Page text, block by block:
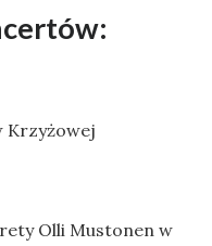
Krzyżowej
Olli Mustonen w